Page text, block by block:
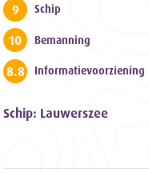
9 Schip
10 Bemanning
8.8 Informatievoorziening
Schip: Lauwerszee